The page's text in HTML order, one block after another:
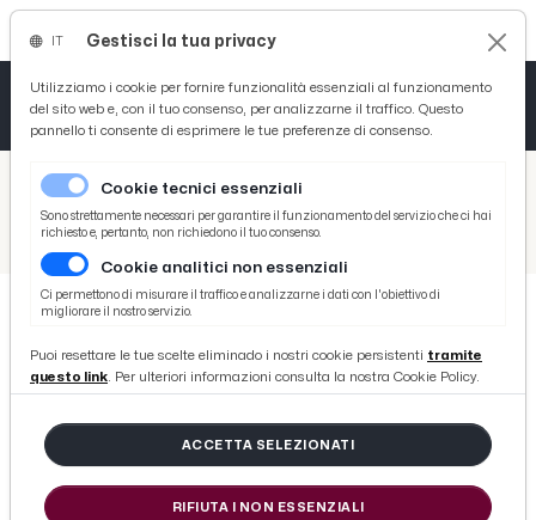
/ Picenotime
/ Comunicati Stampa
Acquasanta Terme, con Unione Sportiva Acli Marche tornano le camminate sportive nei luoghi del sisma
Acquasanta Terme, con Unione
Sportiva Acli Marche tornano le
camminate sportive nei luoghi del
sisma
Gestisci la tua privacy
Utilizziamo i cookie per fornire funzionalità essenziali al funzionamento
del sito web e, con il tuo consenso, per analizzarne il traffico. Questo
pannello ti consente di esprimere le tue preferenze di consenso.
Cookie tecnici essenziali
Sono strettamente necessari per garantire il funzionamento del servizio che ci hai
richiesto e, pertanto, non richiedono il tuo consenso.
Cookie analitici non essenziali
Ci permettono di misurare il traffico e analizzarne i dati con l'obiettivo di
migliorare il nostro servizio.
Puoi resettare le tue scelte eliminado i nostri cookie persistenti tramite
questo link. Per ulteriori informazioni consulta la nostra Cookie Policy.
ACCETTA SELEZIONATI
RIFIUTA I NON ESSENZIALI
Tutto News
Tutto Sport
Basket
Ciclismo
Tutto Curiosità